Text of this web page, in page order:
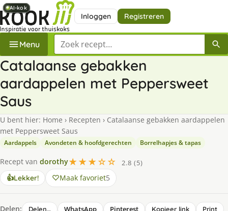
Inloggen Registreren
Menu Zoek een recept
Catalaanse gebakken
aardappelen met Peppersweet
Saus
U bent hier: Home › Recepten › Catalaanse gebakken aardappelen
met Peppersweet Saus
Aardappels Avondeten & hoofdgerechten Borrelhapjes & tapas
Recept van dorothy★★★☆☆
2.8 (5)
👍Lekker! Maak favoriet5
Delen: Delen… WhatsApp Pinterest Kopieer link Print
AI-kok
AI-kok
AI-kok
AI-kok
AI-kok
AI-kok